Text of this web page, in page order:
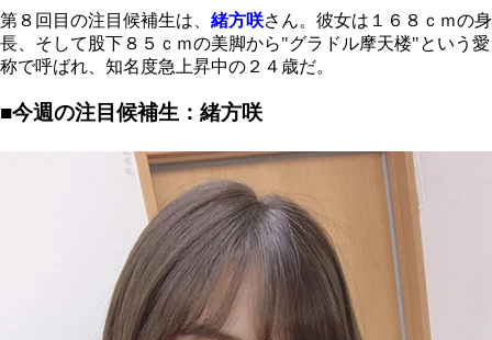
第８回目の注目候補生は、 緒方咲さん。彼女は１６８ｃｍの身
長、そして股下８５ｃｍの美脚から"グラドル摩天楼"という愛
称で呼ばれ、知名度急上昇中の２４歳だ。
■今週の注目候補生：緒方咲